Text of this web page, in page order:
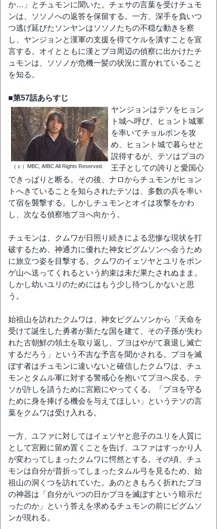
か…」とチュモンに聞いた。チェサの言葉を受けチュモ
ンは、ソソノへの返答を保留する。一方、深手を負いつ
つ逃げ延びたソンヤンはソソノたちの不穏な動きを察
し、ヤンジョンと漢軍の支援を得てケルを潰すことを宣
言する。オイとともに漢とプヨ周辺の偵察に出かけたチ
ュモンは、ソソノが危機一髪の状況に置かれていること
を知る。
■第57話あらすじ
（ｃ）MBC, iMBC All Rights Reserved.
ヤンジョンはテソをヒョン
ト城へ呼び、ヒョント城軍
を率いてチョルボンを攻
め、ヒョント城で暮らせと
説得するが、テソはプヨの
王子としての誇りと愛国心
できっぱりと断る。その後、ナロからチュモンがヒョン
トへきていることを知らされたテソは、多数の兵を率い
て宿を襲撃する。しかしチュモンとオイは攻撃をかわ
し、次なる偵察地プヨへ向かう。
チュモンは、クムワが日照り続きによる悲惨な現状を打
破するため、神通力に優れた神女ピグムソンへ会うため
に旅立つ姿を目撃する。クムワのイェソヤとユリをポン
ゲ山へ送ってくれるという約束は未だ果たされぬまま。
しかし幼いユリのためにはもう少し待つしかないと思
う。
始祖山を訪れたクムワは、神女ピグムソンから「天命を
受けて誕生した勇者が新たな国を建て、その子孫が失わ
れた古朝鮮の領土を取り返し、プヨはやがて衰退し滅亡
するだろう」という不吉な予言を聞かされる。プヨを滅
ぼす者はチュモンに違いないと確信したクムワは、チュ
モンとタムル軍に対する警戒心を抱いてプヨへ戻る。テ
ソが許しを請うために宮殿にやってくる。「プヨを守る
ために身を捧げる機会を与えてほしい」というテソの言
葉をクムワは受け入れる。
一方、ユファに対してはイェソヤと息子のユリを人質に
として宮殿に留め置くことを告げ、ユファはすっかり人
が変わってしまったクムワに愕然とする。その頃、チュ
モンは自分が昔折ってしまったタムル弓を見るため、始
祖山の洞くつを訪れていた。あのときもろく折れたプヨ
の神器は「自分がいつの日かプヨを滅ぼすという暗示だ
ったのか」という答えを求めるチュモンの前にピグムソ
ンが現れる。